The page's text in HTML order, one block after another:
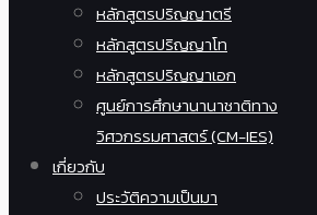
หลักสูตรปริญญาตรี
หลักสูตรปริญญาโท
หลักสูตรปริญญาเอก
ศูนย์การศึกษานานาชาติทาง
วิศวกรรมศาสตร์ (CM-IES)
เกี่ยวกับ
ประวัติความเป็นมา